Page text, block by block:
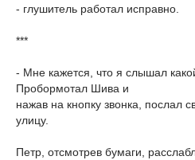
- глушитель работал исправно.
***
- Мне кажется, что я слышал
Пробормотал Шива и
нажав на кнопку звонка, послал
улицу.
Петр, отсмотрев бумаги,